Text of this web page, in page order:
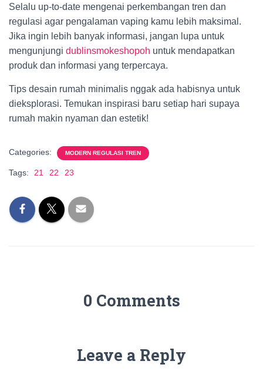
Selalu up-to-date mengenai perkembangan tren dan
regulasi agar pengalaman vaping kamu lebih maksimal.
Jika ingin lebih banyak informasi, jangan lupa untuk
mengunjungi dublinsmokeshopoh untuk mendapatkan
produk dan informasi yang terpercaya.
Tips desain rumah minimalis nggak ada habisnya untuk
dieksplorasi. Temukan inspirasi baru setiap hari supaya
rumah makin nyaman dan estetik!
Categories: MODERN REGULASI TREN
Tags: 21 22 23
0 Comments
Leave a Reply